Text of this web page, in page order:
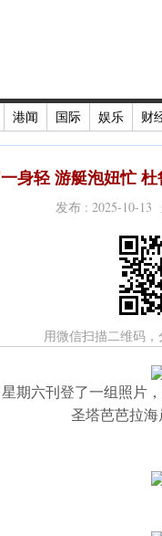
港闻 国际 娱乐 财
身轻 游艇泡妞忙
发布 : 2025-10-13
用微信扫描二维码
期六刊登了一组照片
圣塔芭芭拉海